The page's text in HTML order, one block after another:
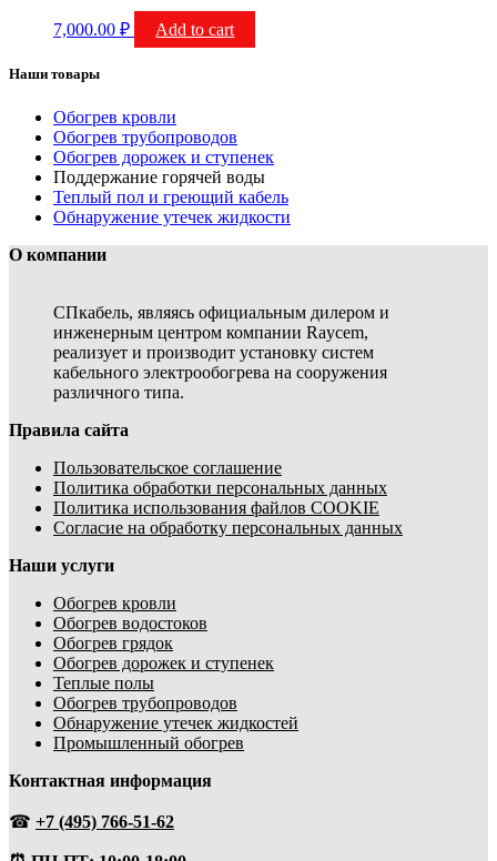
7,000.00 ₽ Add to cart
Наши товары
Обогрев кровли
Обогрев трубопроводов
Обогрев дорожек и ступенек
Поддержание горячей воды
Теплый пол и греющий кабель
Обнаружение утечек жидкости
О компании
СПкабель, являясь официальным дилером и
инженерным центром компании Raycem,
реализует и производит установку систем
кабельного электрообогрева на сооружения
различного типа.
Правила сайта
Пользовательское соглашение
Политика обработки персональных данных
Политика использования файлов COOKIE
Согласие на обработку персональных данных
Наши услуги
Обогрев кровли
Обогрев водостоков
Обогрев грядок
Обогрев дорожек и ступенек
Теплые полы
Обогрев трубопроводов
Обнаружение утечек жидкостей
Промышленный обогрев
Контактная информация
☎ +7 (495) 766-51-62